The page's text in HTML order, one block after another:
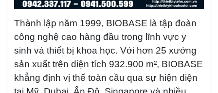
Thành lập năm 1999, BIOBASE là tập đoàn
công nghệ cao hàng đầu trong lĩnh vực y
sinh và thiết bị khoa học. Với hơn 25 xưởng
sản xuất trên diện tích 932.900 m², BIOBASE
khẳng định vị thế toàn cầu qua sự hiện diện